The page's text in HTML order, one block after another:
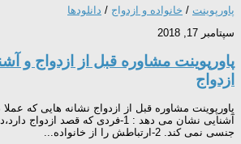
پاورپوینت / خانواده و ازدواج / دانلودها
سپتامبر 17, 2018
پاورپوینت مشاوره قبل از ازدواج و
ازدواج
پاورپوینت مشاوره قبل از ازدواج نشانه هایی که عملا
آشنایی نشان می دهد : 1-فردی که قصد
جنسی نمی کند. 2-ارتباطش را از خانواده...